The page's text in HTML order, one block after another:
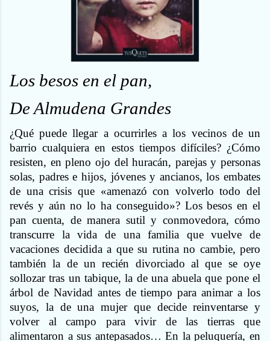
Los besos en el pan,
De Almudena Grandes
¿Qué puede llegar a ocurrirles a los vecinos de un
barrio cualquiera en estos tiempos difíciles? ¿Cómo
resisten, en pleno ojo del huracán, parejas y personas
solas, padres e hijos, jóvenes y ancianos, los embates
de una crisis que «amenazó con volverlo todo del
revés y aún no lo ha conseguido»? Los besos en el
pan cuenta, de manera sutil y conmovedora, cómo
transcurre la vida de una familia que vuelve de
vacaciones decidida a que su rutina no cambie, pero
también la de un recién divorciado al que se oye
sollozar tras un tabique, la de una abuela que pone el
árbol de Navidad antes de tiempo para animar a los
suyos, la de una mujer que decide reinventarse y
volver al campo para vivir de las tierras que
alimentaron a sus antepasados… En la peluquería, en